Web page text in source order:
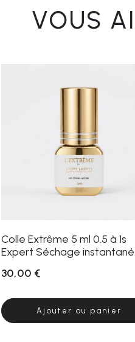
VOUS
Colle Extrême 5 ml 0.5 à 1s
Expert Séchage instantané
30,00 €
Ajouter au panier